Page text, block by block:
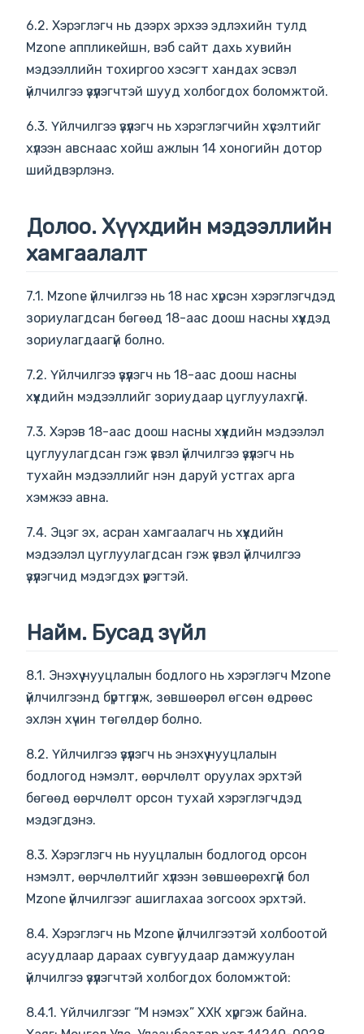
6.2. Хэрэглэгч нь дээрх эрхээ эдлэхийн тулд
Mzone аппликейшн, вэб сайт дахь хувийн
мэдээллийн тохиргоо хэсэгт хандах эсвэл
үйлчилгээ үзүүлэгчтэй шууд холбогдох боломжтой.
6.3. Үйлчилгээ үзүүлэгч нь хэрэглэгчийн хүсэлтийг
хүлээн авснаас хойш ажлын 14 хоногийн дотор
шийдвэрлэнэ.
Долоо. Хүүхдийн мэдээллийн
хамгаалалт
7.1. Mzone үйлчилгээ нь 18 нас хүрсэн хэрэглэгчдэд
зориулагдсан бөгөөд 18-аас доош насны хүүхдэд
зориулагдаагүй болно.
7.2. Үйлчилгээ үзүүлэгч нь 18-аас доош насны
хүүхдийн мэдээллийг зориудаар цуглуулахгүй.
7.3. Хэрэв 18-аас доош насны хүүхдийн мэдээлэл
цуглуулагдсан гэж үзвэл үйлчилгээ үзүүлэгч нь
тухайн мэдээллийг нэн даруй устгах арга
хэмжээ авна.
7.4. Эцэг эх, асран хамгаалагч нь хүүхдийн
мэдээлэл цуглуулагдсан гэж үзвэл үйлчилгээ
үзүүлэгчид мэдэгдэх үүрэгтэй.
Найм. Бусад зүйл
8.1. Энэхүү нууцлалын бодлого нь хэрэглэгч Mzone
үйлчилгээнд бүртгүүлж, зөвшөөрөл өгсөн өдрөөс
эхлэн хүчин төгөлдөр болно.
8.2. Үйлчилгээ үзүүлэгч нь энэхүү нууцлалын
бодлогод нэмэлт, өөрчлөлт оруулах эрхтэй
бөгөөд өөрчлөлт орсон тухай хэрэглэгчдэд
мэдэгдэнэ.
8.3. Хэрэглэгч нь нууцлалын бодлогод орсон
нэмэлт, өөрчлөлтийг хүлээн зөвшөөрөхгүй бол
Mzone үйлчилгээг ашиглахаа зогсоох эрхтэй.
8.4. Хэрэглэгч нь Mzone үйлчилгээтэй холбоотой
асуудлаар дараах сувгуудаар дамжуулан
үйлчилгээ үзүүлэгчтэй холбогдох боломжтой:
8.4.1. Үйлчилгээг “М нэмэх” ХХК хүргэж байна.